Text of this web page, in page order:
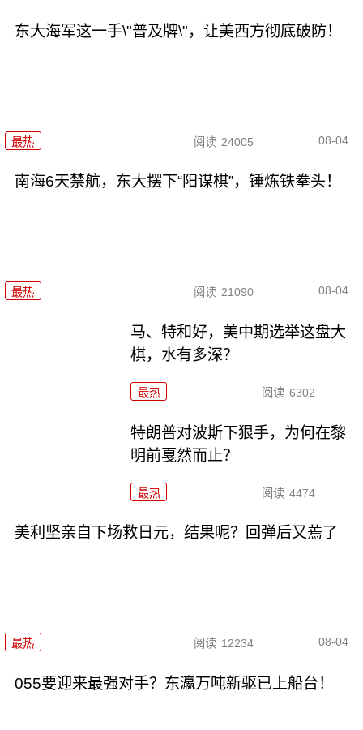
东大海军这一手\"普及牌\"，让美西方彻底破防！
最热 阅读 24005 08-04
南海6天禁航，东大摆下“阳谋棋”，锤炼铁拳头！
最热 阅读 21090 08-04
马、特和好，美中期选举这盘大
棋，水有多深？
最热 阅读 6302
特朗普对波斯下狠手，为何在黎
明前戛然而止？
最热 阅读 4474
美利坚亲自下场救日元，结果呢？回弹后又蔫了
最热 阅读 12234 08-04
055要迎来最强对手？东瀛万吨新驱已上船台！